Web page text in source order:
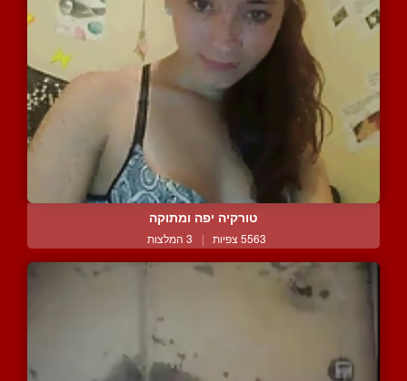
טורקיה יפה ומתוקה
5563 צפיות | 3 המלצות